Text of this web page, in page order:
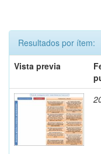
Resultados por ítem:
Vista previa